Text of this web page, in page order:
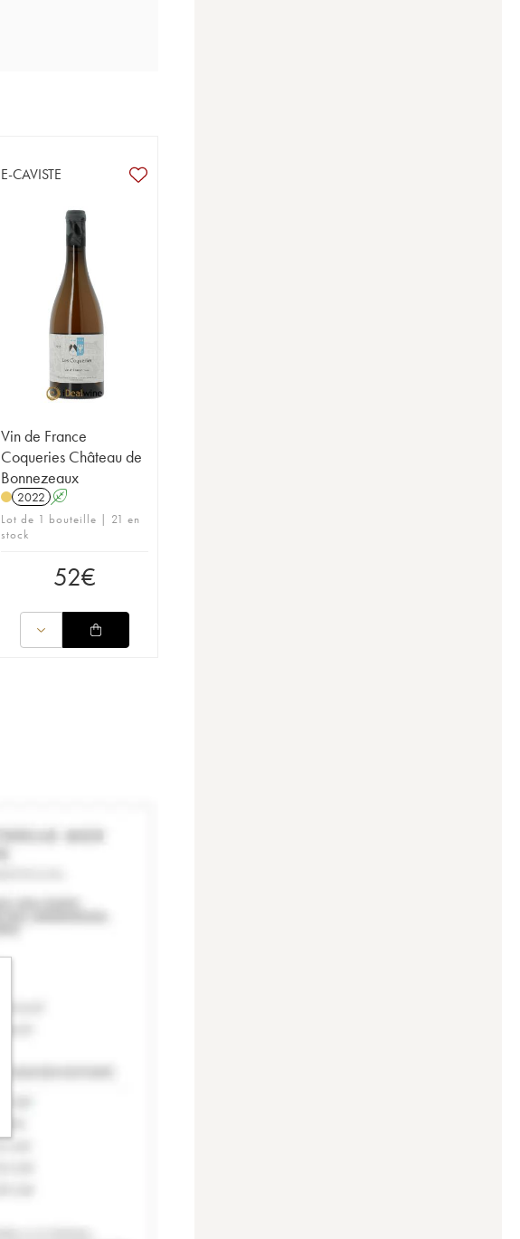
E-CAVISTE
Vin de France
Coqueries Château de
Bonnezeaux
2022 A
Lot de 1 bouteille | 21 en
stock
52€